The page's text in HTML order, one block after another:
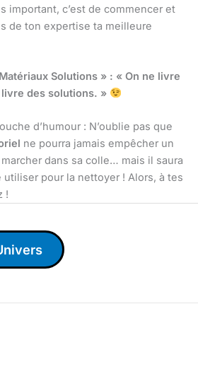
important, c’est de commencer et
de ton expertise ta meilleure
Solutions » : « On ne livre
des solutions. »
d’humour : N’oublie pas que
ne pourra jamais empêcher un
dans sa colle… mais il saura
pour la nettoyer ! Alors, à tes
!